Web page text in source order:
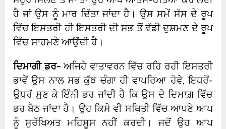
ਹੈ ਜਾਂ ਉਸ ਨੂੰ ਮਾਰ ਦਿੱਤਾ ਜਾਂਦਾ ਹੈ। ਉਸ ਸਮੇਂ ਸੱਸ ਦੇ ਰੂਪ
ਵਿੱਚ ਇਸਤਰੀ ਹੀ ਇਸਤਰੀ ਦੀ ਸਭ ਤੋਂ ਵੱਡੀ ਦੁਸ਼ਮਣ ਦੇ ਰੂਪ
ਵਿੱਚ ਸਾਹਮਣੇ ਆਉਂਦੀ ਹੈ।
ਦਿਮਾਗੀ ਡਰ-ਅਜਿਹੇ ਵਾਤਾਵਰਨ ਵਿੱਚ ਰਹਿ ਰਹੀ ਇਸਤਰੀ
ਭਾਵੇਂ ਉਸ ਨਾਲ ਸਭ ਕੁੱਝ ਚੰਗਾ ਹੀ ਵਾਪਰਿਆ ਹੋਵੇ, ਇਧਰੋਂ-
ਉਧਰੋਂ ਸੁਣ ਕੇ ਇੰਨੀ ਡਰ ਜਾਂਦੀ ਹੈ ਕਿ ਉਸ ਦੇ ਦਿਮਾਗ਼ ਵਿੱਚ
ਡਰ ਬੈਠ ਜਾਂਦਾ ਹੈ। ਉਹ ਕਿਸੇ ਵੀ ਸਥਿਤੀ ਵਿੱਚ ਆਪਣੇ ਆਪ
ਨੂੰ ਸੁਰੱਖਿਅਤ ਮਹਿਸੂਸ ਨਹੀਂ ਕਰਦੀ। ਜਦੋਂ ਉਹ ਆਪ